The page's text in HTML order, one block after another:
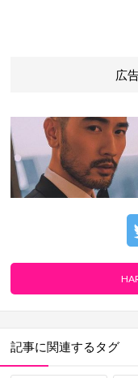
広
記事に関連するタグ